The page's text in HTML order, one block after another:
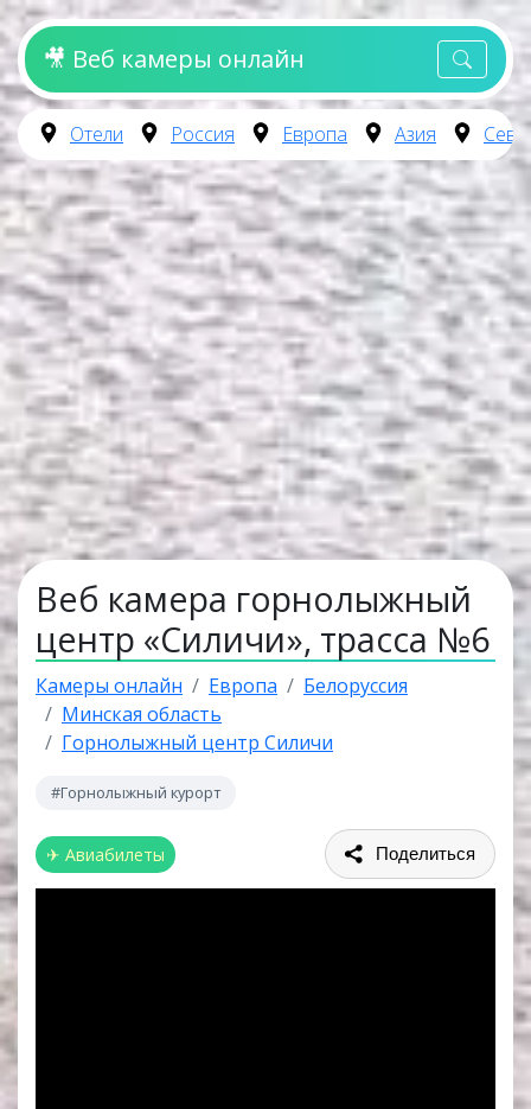
🎥 Веб камеры онлайн
Отели Россия Европа Азия
Веб камера горнолыжный
центр «Силичи», трасса №6
Камеры онлайн Европа
Белоруссия
Минская область
Горнолыжный центр Силичи
#Горнолыжный курорт
✈ Авиабилеты Поделиться